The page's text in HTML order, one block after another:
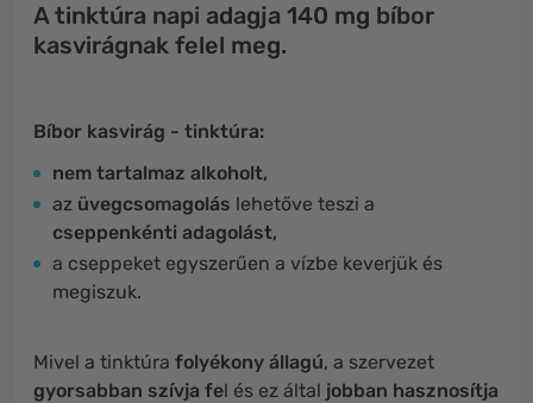
A tinktúra napi adagja 140 mg bíbor
kasvirágnak felel meg.
Bíbor kasvirág - tinktúra:
nem tartalmaz alkoholt,
az üvegcsomagolás lehetőve teszi a
cseppenkénti adagolást,
a cseppeket egyszerűen a vízbe keverjük és
megiszuk.
Mivel a tinktúra folyékony állagú, a szervezet
gyorsabban szívja fel és ez által jobban hasznosítja